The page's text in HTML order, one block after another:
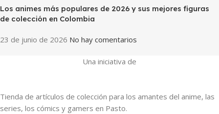
Los animes más populares de 2026 y sus mejores figuras
de colección en Colombia
23 de junio de 2026 No hay comentarios
Una iniciativa de
Tienda de artículos de colección para los amantes del anime, las
series, los cómics y gamers en Pasto.